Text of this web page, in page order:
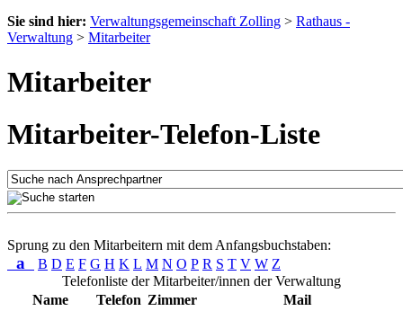
Sie sind hier: Verwaltungsgemeinschaft Zolling > Rathaus -
Verwaltung > Mitarbeiter
Mitarbeiter
Mitarbeiter-Telefon-Liste
Sprung zu den Mitarbeitern mit dem Anfangsbuchstaben:
a B D E F G H K L M N O P R S T V W Z
Telefonliste der Mitarbeiter/innen der Verwaltung
Name
Telefon Zimmer
Mail